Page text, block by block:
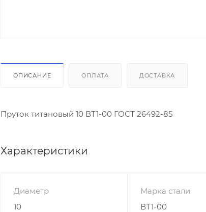
ОПИСАНИЕ ОПЛАТА ДОСТАВКА
Пруток титановый 10 ВТ1-00 ГОСТ 26492-85
Характеристики
Диаметр
10
Марка стали
ВТ1-00